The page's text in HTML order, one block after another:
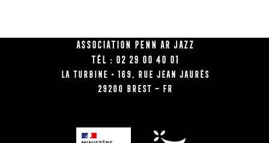
Association Penn Ar Jazz
Tél : 02 29 00 40 01
La Turbine • 169, rue Jean Jaurès
29200 BREST – FR